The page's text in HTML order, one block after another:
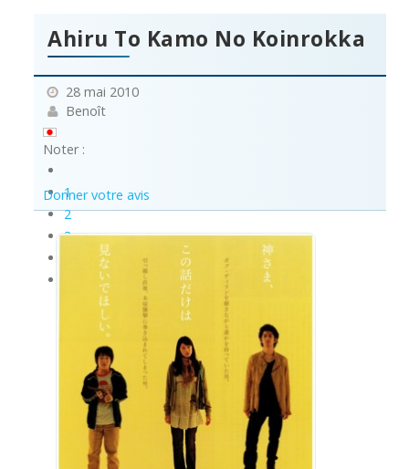
Ahiru To Kamo No Koinrokka
28 mai 2010
Benoît
Noter :
1
2
3
Donner votre avis